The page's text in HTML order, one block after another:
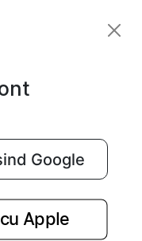
Google
Apple